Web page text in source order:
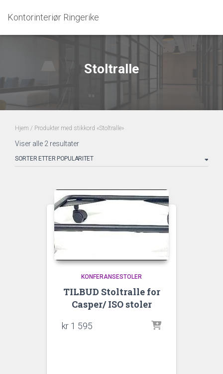
Kontorinteriør Ringerike
Stoltralle
Hjem / Produkter med stikkord «Stoltralle»
Viser alle 2 resultaterSortert
propularitet
KONFERANSESTOLER
TILBUD Stoltralle for
Casper/ ISO stoler
kr 1 595